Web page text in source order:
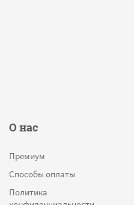
О нас
Премиум
Способы оплаты
Политика